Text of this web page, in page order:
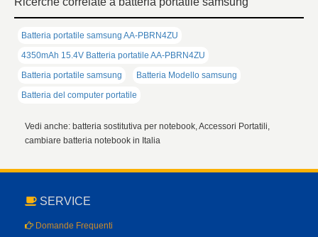
Batteria portatile samsung AA-PBRN4ZU
4350mAh 15.4V Batteria portatile AA-PBRN4ZU
Batteria portatile samsung
Batteria Modello samsung
Batteria del computer portatile
Vedi anche: batteria sostitutiva per notebook, Accessori Portatili,
cambiare batteria notebook in Italia
SERVICE
Domande Frequenti